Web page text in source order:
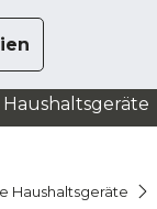
Haushaltsgeräte
Haushaltsgeräte